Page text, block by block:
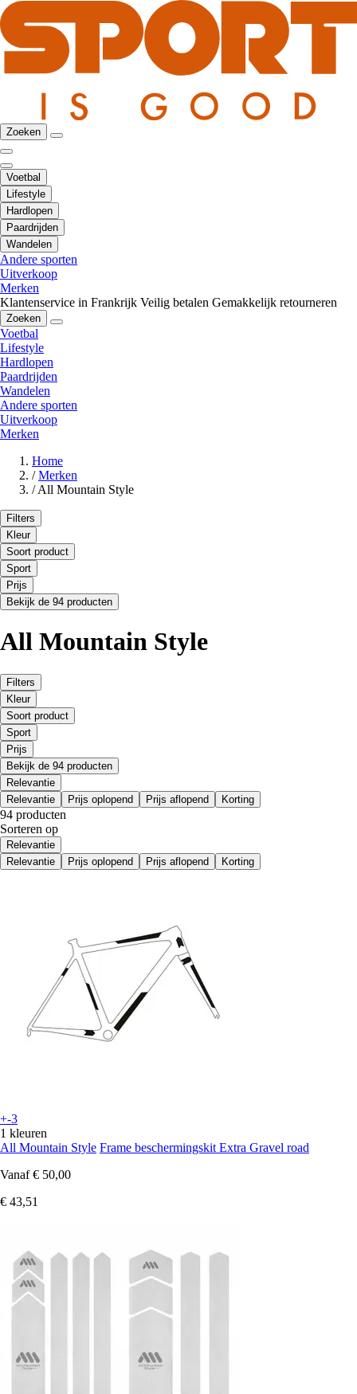
Zoeken
Voetbal
Lifestyle
Hardlopen
Paardrijden
Wandelen
Andere sporten
Uitverkoop
Merken
Klantenservice in Frankrijk Veilig betalen Gemakkelijk retourneren
Zoeken
Voetbal
Lifestyle
Hardlopen
Paardrijden
Wandelen
Andere sporten
Uitverkoop
Merken
Home
/ Merken
/ All Mountain Style
Filters
Kleur
Soort product
Sport
Prijs
Bekijk de 94 producten
All Mountain Style
Filters
Kleur
Soort product
Sport
Prijs
Bekijk de 94 producten
Relevantie
Relevantie
Prijs oplopend Prijs aflopend Korting
94 producten
Sorteren op
Relevantie
Relevantie
Prijs oplopend Prijs aflopend Korting
+-3
1 kleuren
All Mountain Style Frame beschermingskit Extra Gravel road
Vanaf € 50,00
€ 43,51